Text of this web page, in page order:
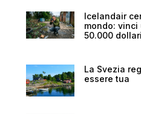
Icelandair
mondo:
50.000 dollari
La Svezia
essere tua